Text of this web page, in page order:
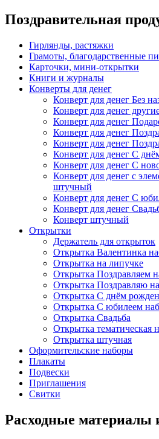
Поздравительная
Гирлянды, растяжки
Грамоты, благодарственные
Карточки, мини-открытки
Книги и журналы
Конверты для денег
Конверт для денег Без
Конверт для денег
Конверт для денег
Конверт для денег
Конверт для денег
Конверт для денег С
Конверт для денег С
Конверт для денег с
штучный
Конверт для денег С
Конверт для денег
Конверт штучный
Открытки
Держатель для открыток
Открытка Валентинка
Открытка на липучке
Открытка Поздравляем
Открытка Поздравляю
Открытка С днём
Открытка С юбилеем
Открытка Свадьба
Открытка тематическая
Открытка штучная
Оформительские наборы
Плакаты
Подвески
Приглашения
Свитки
Расходные материалы